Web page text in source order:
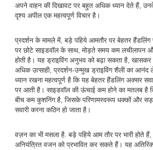
अपने वाहन की दिखावट पर बहुत अधिक ध्यान देते हैं,
दृश्य अपील एक महत्वपूर्ण विचार है।
प्रदर्शन के मामले में, बड़े पहिये आमतौर पर बेहतर हैंडलिंग
पर छोटे साइडवॉल के साथ, मोड़ते समय कम लचीलापन
होती है। यह ड्राइविंग अनुभव को बढ़ा सकता है, खासकर
अधिक उत्साही, प्रदर्शन-उन्मुख ड्राइविंग शैली का आनंद
ध्यान रखना महत्वपूर्ण है कि यह बेहतर हैंडलिंग अक्सर
पर आती है। साइडवॉल की ऊंचाई कम होने का मतलब
बीच कम कुशनिंग है, जिसके परिणामस्वरूप धक्कों और
सवारी करना कठिन हो जाता है।
वज़न का भी मसला है. बड़े पहिये आम तौर पर भारी होते
अनियंत्रित वजन को प्रभावित कर सकते हैं। यह